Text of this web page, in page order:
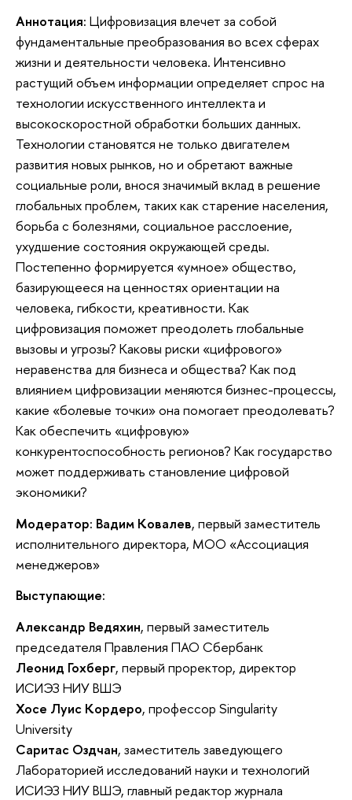
Аннотация: Цифровизация влечет за собой
фундаментальные преобразования во всех сферах
жизни и деятельности человека. Интенсивно
растущий объем информации определяет спрос на
технологии искусственного интеллекта и
высокоскоростной обработки больших данных.
Технологии становятся не только двигателем
развития новых рынков, но и обретают важные
социальные роли, внося значимый вклад в решение
глобальных проблем, таких как старение населения,
борьба с болезнями, социальное расслоение,
ухудшение состояния окружающей среды.
Постепенно формируется «умное» общество,
базирующееся на ценностях ориентации на
человека, гибкости, креативности. Как
цифровизация поможет преодолеть глобальные
вызовы и угрозы? Каковы риски «цифрового»
неравенства для бизнеса и общества? Как под
влиянием цифровизации меняются бизнес-процессы,
какие «болевые точки» она помогает преодолевать?
Как обеспечить «цифровую»
конкурентоспособность регионов? Как государство
может поддерживать становление цифровой
экономики?
Модератор: Вадим Ковалев, первый заместитель
исполнительного директора, МОО «Ассоциация
менеджеров»
Выступающие:
Александр Ведяхин, первый заместитель
председателя Правления ПАО Сбербанк
Леонид Гохберг, первый проректор, директор
ИСИЭЗ НИУ ВШЭ
Хосе Луис Кордеро, профессор Singularity
University
Саритас Оздчан, заместитель заведующего
Лабораторией исследований науки и технологий
ИСИЭЗ НИУ ВШЭ, главный редактор журнала